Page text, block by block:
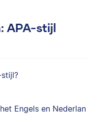
APA-stijl
Engels en